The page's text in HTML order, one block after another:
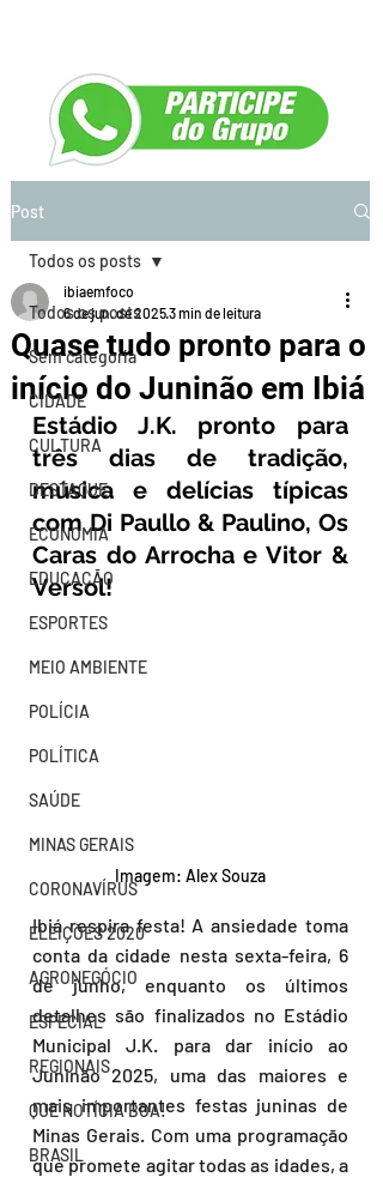
Post
Todos os posts
Sem categoria
CIDADE
CULTURA
DESTAQUE
ECONOMIA
EDUCAÇÃO
ESPORTES
MEIO AMBIENTE
POLÍCIA
POLÍTICA
SAÚDE
MINAS GERAIS
CORONAVÍRUS
ELEIÇÕES 2020
AGRONEGÓCIO
ESPECIAL
REGIONAIS
QUE NOTÍCIA BOA!
BRASIL
Todos os posts
Quase tudo pronto para o
início do Juninão em Ibiá
ibiaemfoco
6 de jun. de 20253 min de leitura
Estádio J.K. pronto para
três dias de tradição,
música e delícias típicas
com Di Paullo & Paulino, Os
Caras do Arrocha e Vitor &
Versol!
Imagem: Alex Souza
Ibiá respira festa! A ansiedade toma
conta da cidade nesta sexta-feira, 6
de junho, enquanto os últimos
detalhes são finalizados no Estádio
Municipal J.K. para dar início ao
Juninão 2025, uma das maiores e
mais importantes festas juninas de
Minas Gerais. Com uma programação
que promete agitar todas as idades, a